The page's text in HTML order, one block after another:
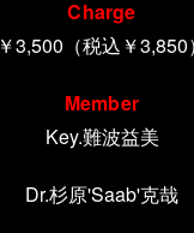
Charge
￥3,500（税込￥3,850）
Member
Key.難波益美
Dr.杉原'Saab'克哉